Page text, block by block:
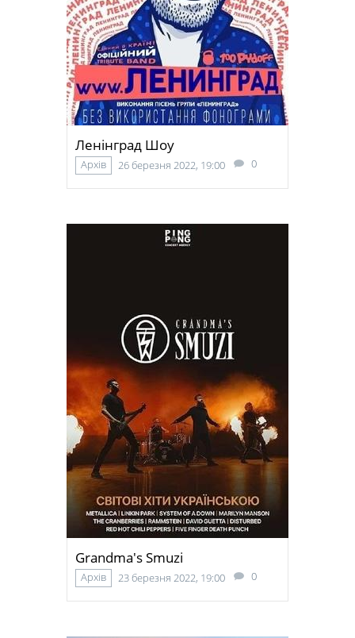
Ленінград Шоу
Архів 26 березня 2022, 19:00 0
Grandma's Smuzi
Архів 23 березня 2022, 19:00 0